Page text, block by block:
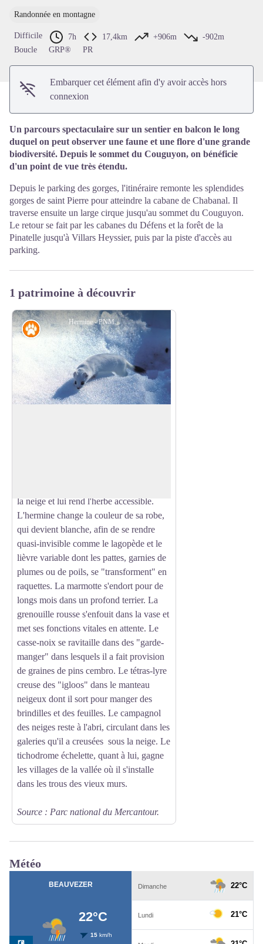
Randonnée en montagne
Difficile 7h 17,4km +906m
-902m
Boucle
GRP® PR
Embarquer cet élément afin d'y avoir accès hors
connexion
Un parcours spectaculaire sur un sentier en balcon le long
duquel on peut observer une faune et une flore d'une grande
biodiversité. Depuis le sommet du Couguyon, on bénéficie
d'un point de vue très étendu.
Depuis le parking des gorges, l'itinéraire remonte les splendides
gorges de saint Pierre pour atteindre la cabane de Chabanal. Il
traverse ensuite un large cirque jusqu'au sommet du Couguyon.
Le retour se fait par les cabanes du Défens et la forêt de la
Pinatelle jusqu'à Villars Heyssier, puis par la piste d'accès au
parking.
1 patrimoine à découvrir
Hermine - PNM
Faune
la neige et lui rend l'herbe accessible.
L'hermine change la couleur de sa robe,
qui devient blanche, afin de se rendre
quasi-invisible comme le lagopède et le
lièvre variable dont les pattes, garnies de
plumes ou de poils, se "transforment" en
raquettes. La marmotte s'endort pour de
longs mois dans un profond terrier. La
grenouille rousse s'enfouit dans la vase et
met ses fonctions vitales en attente. Le
casse-noix se ravitaille dans des "garde-
manger" dans lesquels il a fait provision
de graines de pins cembro. Le tétras-lyre
creuse des "igloos" dans le manteau
neigeux dont il sort pour manger des
brindilles et des feuilles. Le campagnol
des neiges reste à l'abri, circulant dans les
galeries qu'il a creusées sous la neige. Le
tichodrome échelette, quant à lui, gagne
les villages de la vallée où il s'installe
dans les trous des vieux murs.
Source : Parc national du Mercantour.
Météo